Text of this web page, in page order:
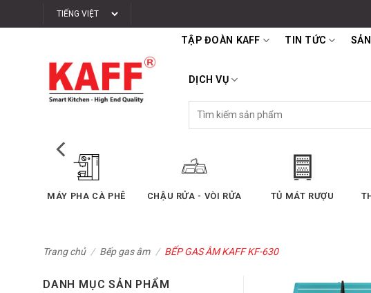
qua
TẬP ĐOÀN KAFF TIN TỨC
DỊCH VỤ
kiếm:
BẾP ĐIỆN TỪ
- VÒI RỬA TỦ MÁT RƯỢU THIẾT BỊ PHÒNG TẮM
Trang chủ / Bếp gas âm / BẾP GAS ÂM KAFF KF-630
DANH MỤC SẢN PHẨM